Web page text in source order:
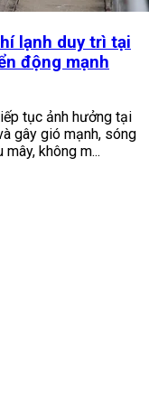
lạnh duy trì tại
động mạnh
tục ảnh hưởng tại
gây gió mạnh, sóng
không m...